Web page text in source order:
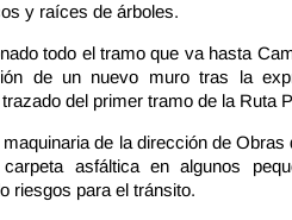
y raíces de árboles.
todo el tramo que va hasta
de un nuevo muro tras la
del primer tramo de la Ruta
de la dirección de
asfáltica en algunos
riesgos para el tránsito.